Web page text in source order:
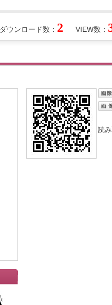
VIEW数：
ダウンロード数： 2
読